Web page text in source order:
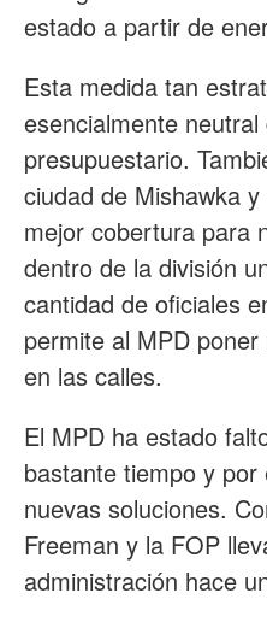
estado a partir de
Esta medida tan
esencialmente
presupuestario.
ciudad de Mishawka
mejor cobertura para
dentro de la división
cantidad de oficiales
permite al MPD
en las calles.
El MPD ha estado
bastante tiempo y
nuevas soluciones.
Freeman y la FOP
administración hace